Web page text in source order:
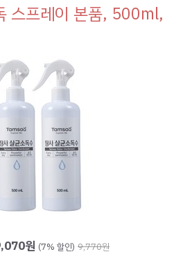
스프레이 본품, 500ml,
원 (7% 할인) 9,770원